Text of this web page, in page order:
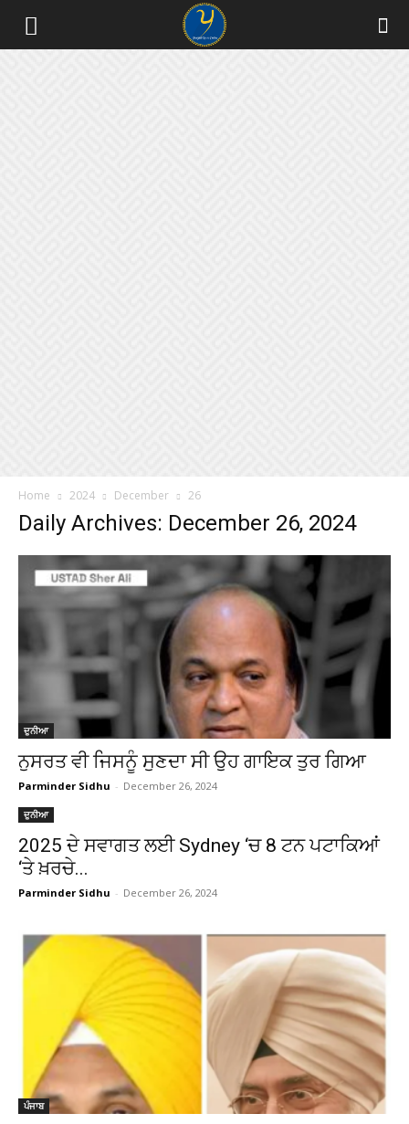
Home 2024 December 26
Daily Archives: December 26, 2024
ਦੁਨੀਆ
ਨੁਸਰਤ ਵੀ ਜਿਸਨੂੰ ਸੁਣਦਾ ਸੀ ਉਹ ਗਾਇਕ ਤੁਰ ਗਿਆ
Parminder Sidhu - December 26, 2024
ਦੁਨੀਆ
2025 ਦੇ ਸਵਾਗਤ ਲਈ Sydney ‘ਚ 8 ਟਨ ਪਟਾਕਿਆਂ
‘ਤੇ ਖ਼ਰਚੇ...
Parminder Sidhu - December 26, 2024
ਪੰਜਾਬ